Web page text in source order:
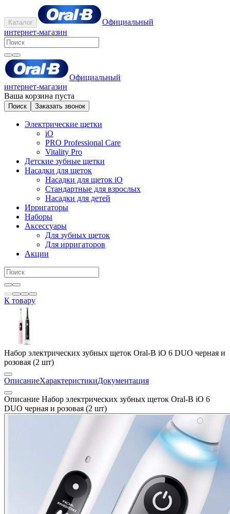
Каталог
Официальный
интернет-магазин
Официальный
интернет-магазин
Ваша корзина пуста
Поиск Заказать звонок
Электрические щетки
iO
PRO Professional Care
Vitality Pro
Детские зубные щетки
Насадки для щеток
Насадки для щеток iO
Стандартные для взрослых
Насадки для детей
Ирригаторы
Наборы
Аксессуары
Для зубных щеток
Для ирригаторов
Акции
К товару
Набор электрических зубных щеток Oral-B iO 6 DUO черная и
розовая (2 шт)
ОписаниеХарактеристикиДокументация
Описание Набор электрических зубных щеток Oral-B iO 6
DUO черная и розовая (2 шт)